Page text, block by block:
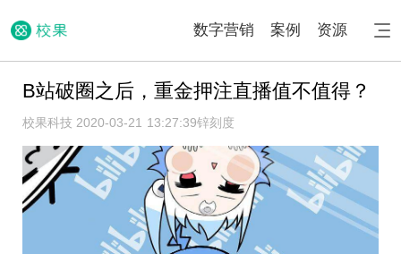
数字营销 案例 资源
B站破圈之后，重金押注直播值不值得？
校果科技 2020-03-21 13:27:39锌刻度